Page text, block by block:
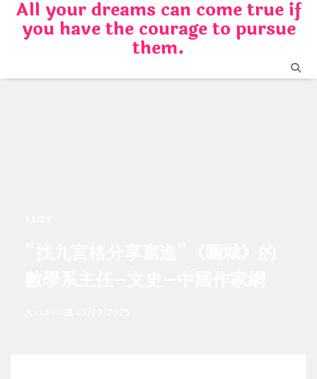
Skip
content
All your dreams can come true if
you have the courage to pursue
them.